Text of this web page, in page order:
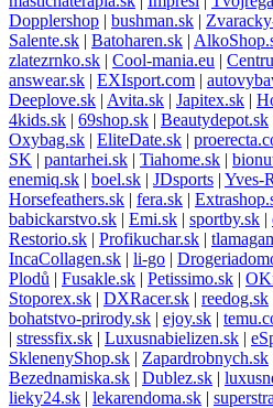
Dopplershop | bushman.sk |
Salente.sk | Batoharen.sk |
zlatezrnko.sk | Cool-mania.eu |
answear.sk | EXIsport.com |
Deeplove.sk | Avita.sk | Japitex.sk |
4kids.sk | 69shop.sk | Beautydepot.sk
Oxybag.sk | EliteDate.sk |
SK | pantarhei.sk | Tiahome.sk |
enemiq.sk | boel.sk | JDsports | Yves-
Horsefeathers.sk | fera.sk |
babickarstvo.sk | Emi.sk | sportby.sk |
Restorio.sk | Profikuchar.sk |
IncaCollagen.sk | li-go |
Plodů | Fusakle.sk | Petissimo.sk |
Stoporex.sk | DXRacer.sk | reedog.sk
bohatstvo-prirody.sk | ejoy.sk |
| stressfix.sk | Luxusnabielizen.sk |
SklenenyShop.sk | Zapardrobnych.sk
Bezednamiska.sk | Dublez.sk |
lieky24.sk | lekarendoma.sk |